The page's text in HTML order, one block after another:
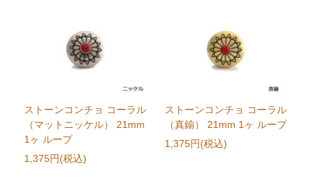
ストーンコンチョ コーラル
（マットニッケル） 21mm
1ヶ ループ
1,375円(税込)
ストーンコンチョ コーラル
（真鍮） 21mm 1ヶ ループ
1,375円(税込)